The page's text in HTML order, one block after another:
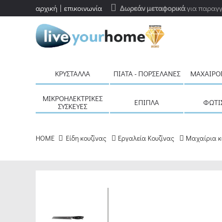
Δωρεάν μεταφορικάγια
αρχική επικοινωνία
ΚΡΎΣΤΑΛΛΑ ΠΙΆΤΑ - ΠΟΡΣΕΛΆΝΕΣ
ΜΙΚΡΟΗΛΕΚΤΡΙΚΈΣ
ΣΥΣΚΕΥΈΣ
ΈΠΙΠΛΑ
HOME Είδη κουζίνας Εργαλεία Κουζίνας Μαχαίρια